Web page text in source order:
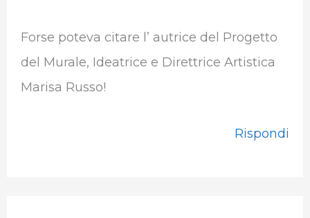
Forse poteva citare l’ autrice del Progetto
del Murale, Ideatrice e Direttrice Artistica
Marisa Russo!
Rispondi